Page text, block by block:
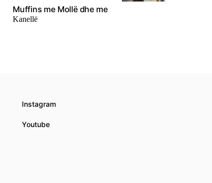
Muffins me Mollë dhe me
Kanellë
Instagram
Youtube